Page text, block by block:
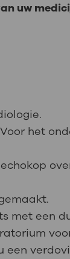
uw
het
met een
een